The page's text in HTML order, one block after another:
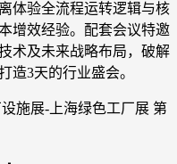
体验全流程运转逻辑与核
增效经验。配套会议特邀
术及未来战略布局，破解
造3天的行业盛会。